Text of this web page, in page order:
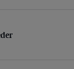
aufgestanden“